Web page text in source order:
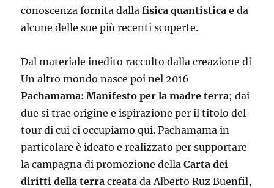
conoscenza fornita dallafisica quantistica e da
alcune delle sue più recenti scoperte.
Dal materiale inedito raccolto dalla creazione di
Un altro mondo nasce poi nel 2016
Pachamama: Manifesto per la madre terra; dai
due si trae origine e ispirazione per il titolo del
tour di cui ci occupiamo qui. Pachamama in
particolare è ideato e realizzato per supportare
la campagna di promozione dellaCarta dei
diritti della terra creata da Alberto Ruz Buenfil,